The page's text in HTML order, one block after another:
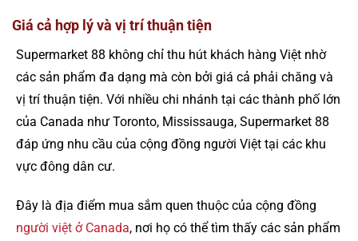
Giá cả hợp lý và vị trí thuận tiện
Supermarket 88 không chỉ thu hút khách hàng Việt nhờ
các sản phẩm đa dạng mà còn bởi giá cả phải chăng và
vị trí thuận tiện. Với nhiều chi nhánh tại các thành phố lớn
của Canada như Toronto, Mississauga, Supermarket 88
đáp ứng nhu cầu của cộng đồng người Việt tại các khu
vực đông dân cư.
Đây là địa điểm mua sắm quen thuộc của cộng đồng
người việt ở Canada, nơi họ có thể tìm thấy các sản phẩm